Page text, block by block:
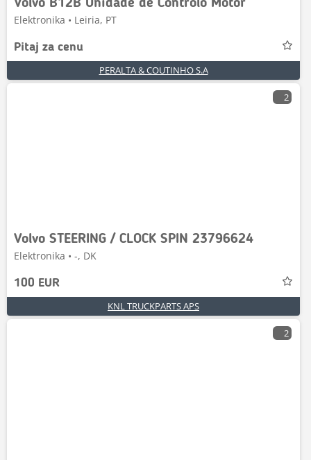
Volvo B12B Unidade de Controlo Motor
Elektronika • Leiria, PT
Pitaj za cenu
PERALTA & COUTINHO S.A
2
Volvo STEERING / CLOCK SPIN 23796624
Elektronika • -, DK
100 EUR
KNL TRUCKPARTS APS
2